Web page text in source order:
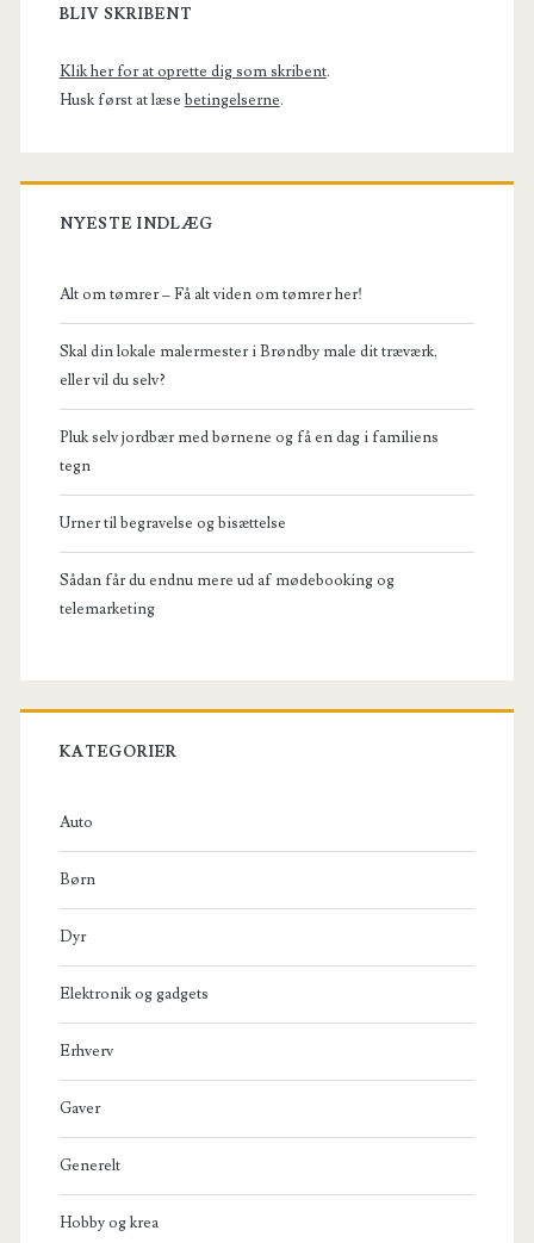
Sidebar
BLIV SKRIBENT
Klik her for at oprette dig som skribent.
Husk først at læse betingelserne.
NYESTE INDLÆG
Alt om tømrer – Få alt viden om tømrer her!
Skal din lokale malermester i Brøndby male dit træværk,
eller vil du selv?
Pluk selv jordbær med børnene og få en dag i familiens
tegn
Urner til begravelse og bisættelse
Sådan får du endnu mere ud af mødebooking og
telemarketing
KATEGORIER
Auto
Børn
Dyr
Elektronik og gadgets
Erhverv
Gaver
Generelt
Hobby og krea